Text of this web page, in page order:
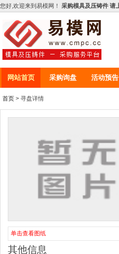
您好,欢迎来到易模网！ 采购模具及压铸件 请
网站首页 采购询盘 活动预告
首页 > 寻盘详情
单击查看图纸
其他信息